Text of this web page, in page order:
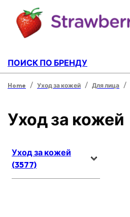
ПОИСК ПО БРЕНДУ
Home / Уход за кожей / Для лица /
Уход за кожей
Уход за кожей
(3577)